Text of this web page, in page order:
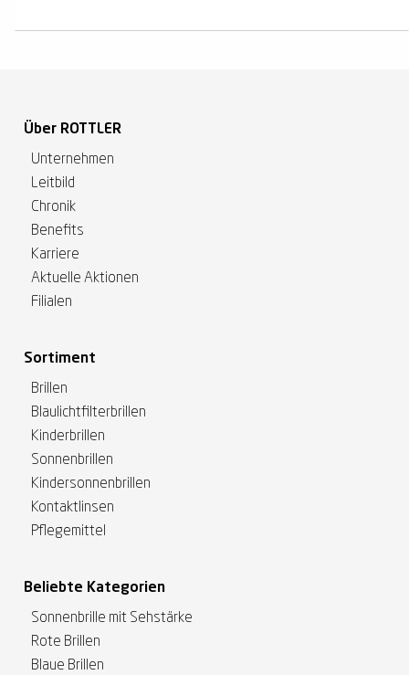
Über ROTTLER
Unternehmen
Leitbild
Chronik
Benefits
Karriere
Aktuelle Aktionen
Filialen
Sortiment
Brillen
Blaulichtfilterbrillen
Kinderbrillen
Sonnenbrillen
Kindersonnenbrillen
Kontaktlinsen
Pflegemittel
Beliebte Kategorien
Sonnenbrille mit Sehstärke
Rote Brillen
Blaue Brillen